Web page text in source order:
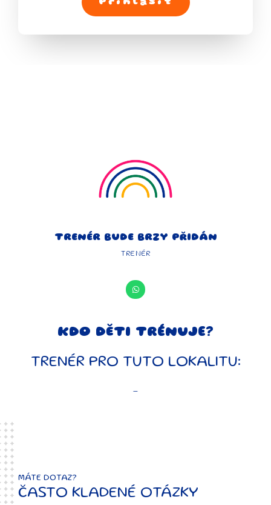
Přihlásit
TRENÉR BUDE BRZY PŘIDÁN
TRENÉR
h
a
t
p
KDO DĚTI TRÉNUJE?
TRENÉR PRO TUTO LOKALITU:
–
MÁTE DOTAZ?
ČASTO KLADENÉ OTÁZKY